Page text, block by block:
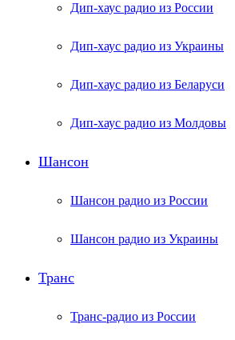
Дип-хаус радио из России
Дип-хаус радио из Украины
Дип-хаус радио из Беларуси
Дип-хаус радио из Молдовы
Шансон
Шансон радио из России
Шансон радио из Украины
Транс
Транс-радио из России